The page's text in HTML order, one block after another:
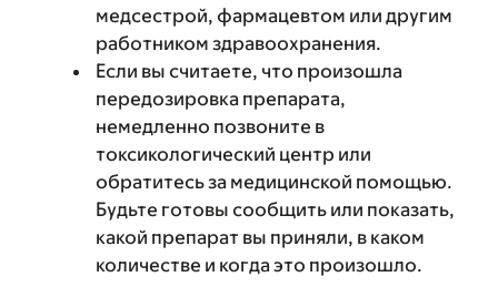
медсестрой, фармацевтом или другим
работником здравоохранения.
Если вы считаете, что произошла
передозировка препарата,
немедленно позвоните в
токсикологический центр или
обратитесь за медицинской помощью.
Будьте готовы сообщить или показать,
какой препарат вы приняли, в каком
количестве и когда это произошло.